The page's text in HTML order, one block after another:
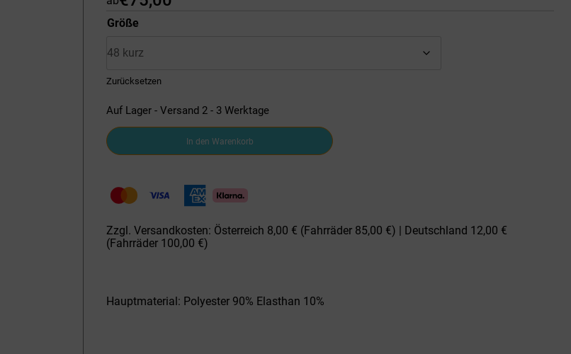
Größe
Zurücksetzen
Auf Lager - Versand 2 - 3 Werktage
GTS
H-
Softshellhose
Pantslight
blk
In den Warenkorb
Zzgl. Versandkosten: Österreich 8,00 € (Fahrräder 85,00 €) | Deutschland 12,00 €
(Fahrräder 100,00 €)
Hauptmaterial: Polyester 90% Elasthan 10%